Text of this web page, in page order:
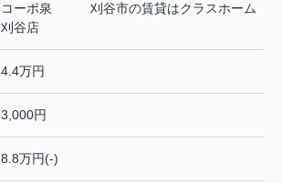
コーポ泉 刈谷市の賃貸はクラスホーム
刈谷店
4.4万円
3,000円
8.8万円(-)